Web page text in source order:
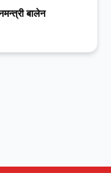
बालेन